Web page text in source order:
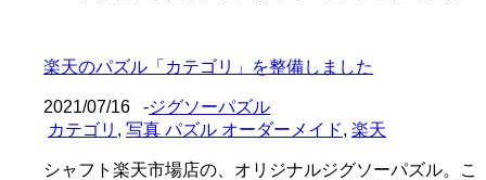
楽天のパズル「カテゴリ」を整備しました
2021/07/16 -ジグソーパズル
カテゴリ , 写真 パズル オーダーメイド, 楽天
シャフト楽天市場店の、オリジナルジグソーパズル。こ